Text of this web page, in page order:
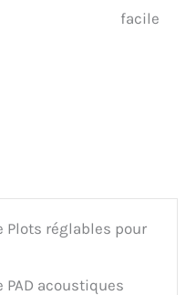
facile
Plots réglables pour
PAD acoustiques